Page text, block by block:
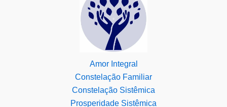
Amor Integral
Constelação Familiar
Constelação Sistêmica
Prosperidade Sistêmica